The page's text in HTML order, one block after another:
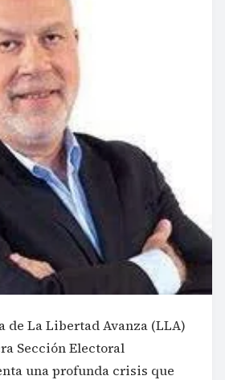
de La Libertad Avanza (LLA)
Sección Electoral
una profunda crisis que